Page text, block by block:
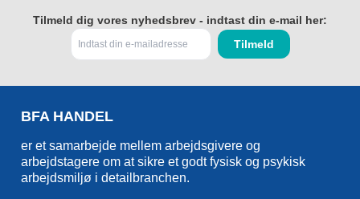
Tilmeld dig vores nyhedsbrev - indtast din e-mail her:
BFA HANDEL
er et samarbejde mellem arbejdsgivere og
arbejdstagere om at sikre et godt fysisk og psykisk
arbejdsmiljø i detailbranchen.